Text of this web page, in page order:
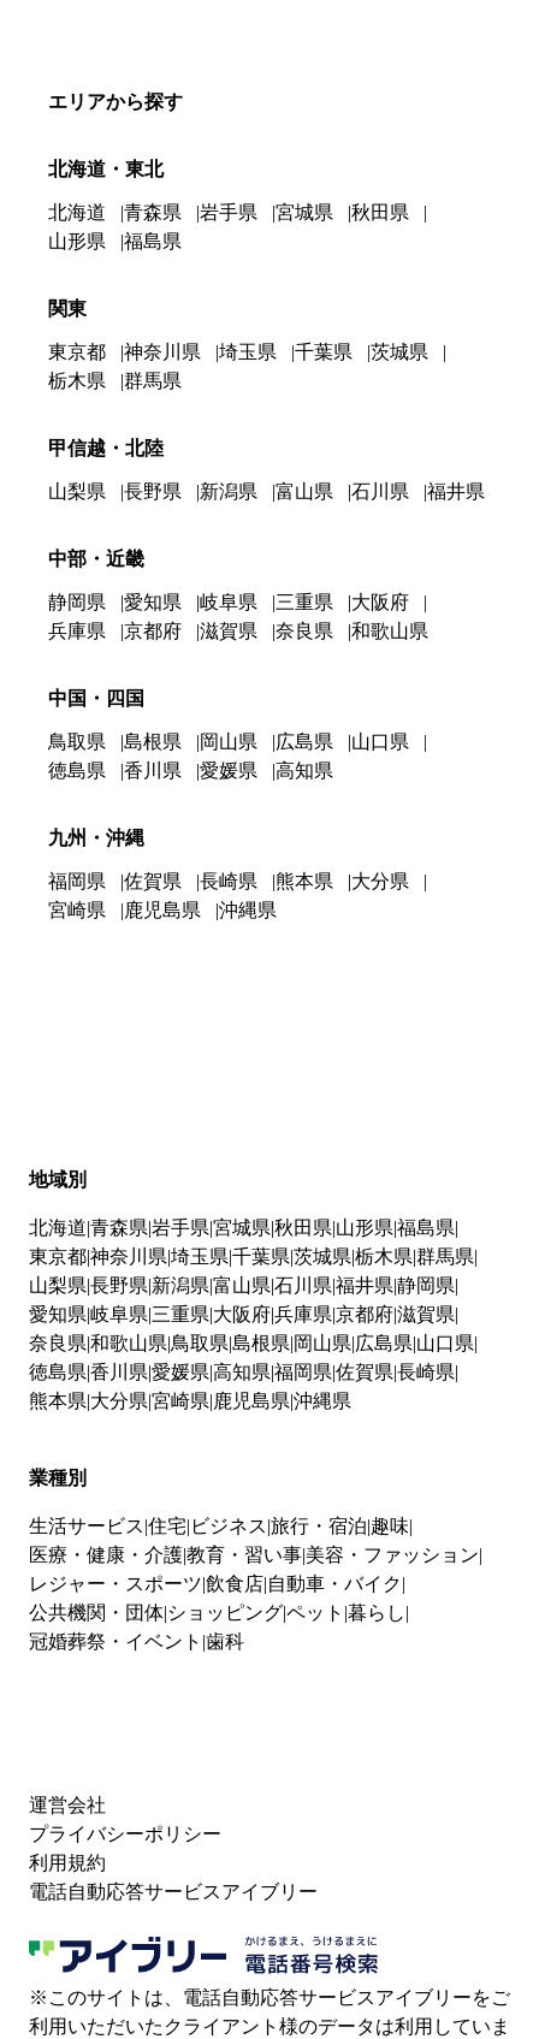
エリアから探す
北海道・東北
北海道 青森県 岩手県 宮城県
秋田県
山形県
福島県
関東
東京都 神奈川県 埼玉県 千葉県
茨城県
栃木県
群馬県
甲信越・北陸
山梨県 長野県 新潟県 富山県 石川県 福井県
中部・近畿
静岡県 愛知県 岐阜県 三重県
大阪府
兵庫県
京都府 滋賀県 奈良県 和歌山県
中国・四国
鳥取県 島根県 岡山県 広島県
山口県
徳島県
香川県 愛媛県 高知県
九州・沖縄
福岡県 佐賀県 長崎県 熊本県
大分県
宮崎県
鹿児島県 沖縄県
地域別
北海道 青森県 岩手県 宮城県 秋田県 山形県 福島県
東京都神奈川県 埼玉県 千葉県 茨城県 栃木県 群馬県
山梨県 長野県 新潟県 富山県 石川県 福井県 静岡県
愛知県 岐阜県 三重県 大阪府兵庫県 京都府滋賀県
奈良県 和歌山県 鳥取県 島根県 岡山県 広島県 山口県
徳島県 香川県 愛媛県 高知県 福岡県 佐賀県 長崎県
熊本県 大分県 宮崎県 鹿児島県 沖縄県
業種別
生活サービス 住宅 ビジネス 旅行・宿泊 趣味
医療・健康・介護教育・習い事 美容・ファッション
レジャー・スポーツ 飲食店 自動車・バイク
公共機関・団体 ショッピングペット 暮らし
冠婚葬祭・イベント 歯科
運営会社
プライバシーポリシー
利用規約
電話自動応答サービスアイブリー
※このサイトは、電話自動応答サービスアイブリーをご
利用いただいたクライアント様のデータは利用していま